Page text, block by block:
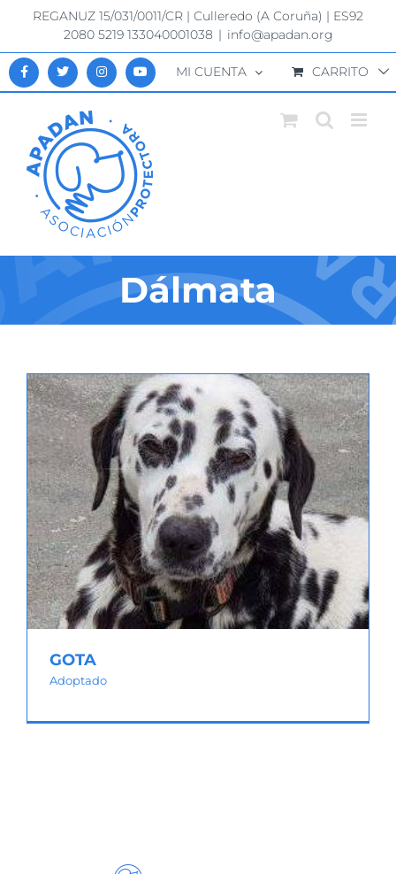
Saltar
contenido
REGANUZ 15/031/0011/CR | Culleredo (A Coruña) | ES92
2080 5219 133040001038 | info@apadan.org
MI CUENTA CARRITO
Dálmata
GOTA
Adoptado